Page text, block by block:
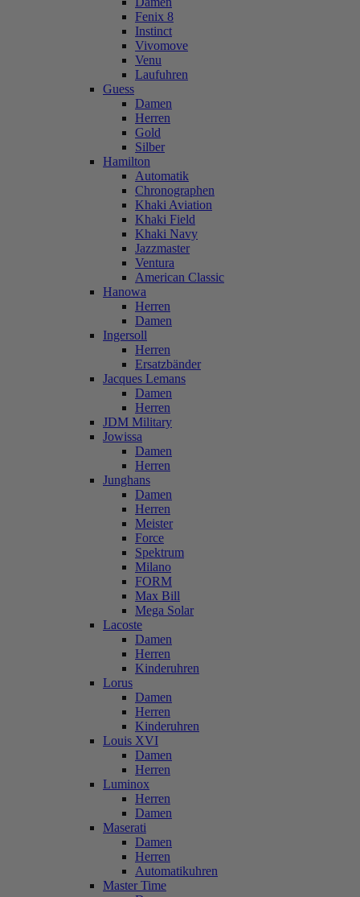
Fenix 8
Instinct
Vivomove
Venu
Laufuhren
Guess
Damen
Herren
Gold
Silber
Hamilton
Automatik
Chronographen
Khaki Aviation
Khaki Field
Khaki Navy
Jazzmaster
Ventura
American Classic
Hanowa
Herren
Damen
Ingersoll
Herren
Ersatzbänder
Jacques Lemans
Damen
Herren
JDM Military
Jowissa
Damen
Herren
Junghans
Damen
Herren
Meister
Force
Spektrum
Milano
FORM
Max Bill
Mega Solar
Lacoste
Damen
Herren
Kinderuhren
Lorus
Damen
Herren
Kinderuhren
Louis XVI
Damen
Herren
Luminox
Herren
Damen
Maserati
Damen
Herren
Automatikuhren
Master Time